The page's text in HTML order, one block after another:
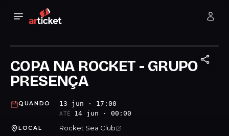
COPA NA ROCKET - GRUPO
PRESENÇA
QUANDO 13 jun · 17:00
ATÉ 14 jun · 00:00
LOCAL Rocket Sea Club